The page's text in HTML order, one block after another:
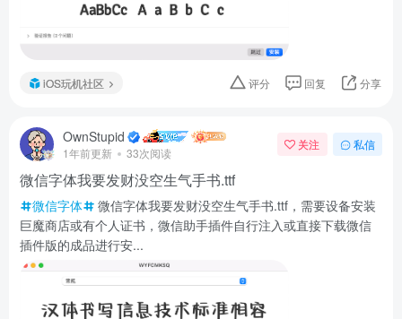
iOS玩机社区 评分 回复 分享
OwnStupid
1年前更新 33次阅读
关注 私信
微信字体我要发财没空生气手书.ttf
微信字体
微信字体我要发财没空生气手书.ttf，需要设备安装
巨魔商店或有个人证书，微信助手插件自行注入或直接下载微信
插件版的成品进行安...